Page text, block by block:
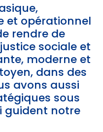
et opérationnel
rendre de
sociale et
moderne et
dans des
avons aussi
sous
guident notre